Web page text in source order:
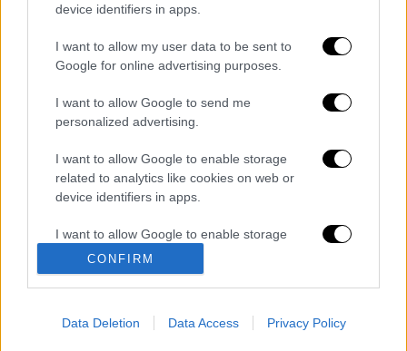
device identifiers in apps.
I want to allow my user data to be sent to
Google for online advertising purposes.
I want to allow Google to send me
personalized advertising.
I want to allow Google to enable storage
related to analytics like cookies on web or
device identifiers in apps.
I want to allow Google to enable storage
related to functionality of the website or app.
I want to allow Google to enable storage
CONFIRM
Data Deletion Data Access Privacy Policy
Διαβάστε ακόμη
Βοιωτία: Κλείνει το αιολικό πάρκο από
όπου ξεκίνησε η φωτιά - Στο στόχαστρο
Σοκαριστικό βίντεο από το τροχαίο στις
Το ΙΧ πέφτει πάνω στο φορτηγό
Ο Ερυθρός Σταυρός έσβησε βίντεο για το
κατηγορούμενου για τη δολοφονία της
Ελίζαμπεθ
Νέα κλιμάκωση: Η Μόσχα δείχνει «άμεση
εμπλοκή» του ΝΑΤΟ σε επιθέσεις σε
«εγκέφαλος»